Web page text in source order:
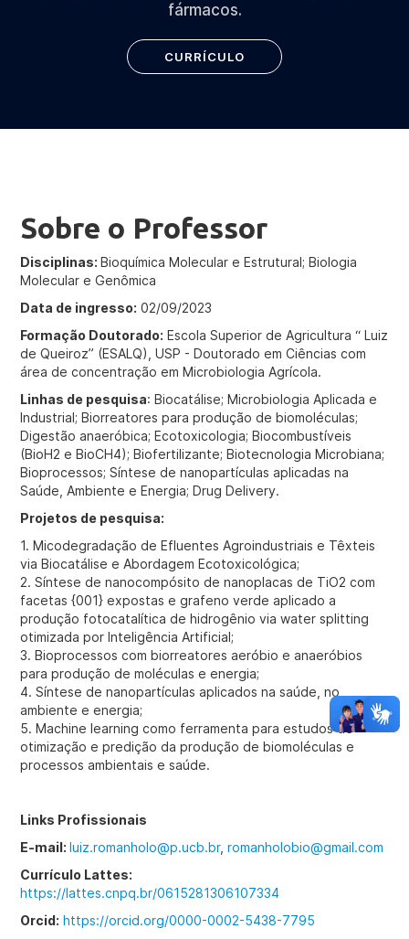
fármacos.
CURRÍCULO
Sobre o Professor
Disciplinas:Bioquímica Molecular e Estrutural; Biologia
Molecular e Genômica
Data de ingresso: 02/09/2023
Formação Doutorado: Escola Superior de Agricultura “ Luiz
de Queiroz” (ESALQ), USP - Doutorado em Ciências com
área de concentração em Microbiologia Agrícola.
Linhas de pesquisa: Biocatálise; Microbiologia Aplicada e
Industrial; Biorreatores para produção de biomoléculas;
Digestão anaeróbica; Ecotoxicologia; Biocombustíveis
(BioH2 e BioCH4); Biofertilizante; Biotecnologia Microbiana;
Bioprocessos; Síntese de nanopartículas aplicadas na
Saúde, Ambiente e Energia; Drug Delivery.
Projetos de pesquisa:
1. Micodegradação de Efluentes Agroindustriais e Têxteis
via Biocatálise e Abordagem Ecotoxicológica;
2. Síntese de nanocompósito de nanoplacas de TiO2 com
facetas {001} expostas e grafeno verde aplicado a
produção fotocatalítica de hidrogênio via water splitting
otimizada por Inteligência Artificial;
3. Bioprocessos com biorreatores aeróbio e anaeróbios
para produção de moléculas e energia;
4. Síntese de nanopartículas aplicados na saúde, no
ambiente e energia;
5. Machine learning como ferramenta para estudos de
otimização e predição da produção de biomoléculas e
processos ambientais e saúde.
Links Profissionais
E-mail:luiz.romanholo@p.ucb.br,romanholobio@gmail.com
Currículo Lattes:
https://lattes.cnpq.br/0615281306107334
Orcid: https://orcid.org/0000-0002-5438-7795